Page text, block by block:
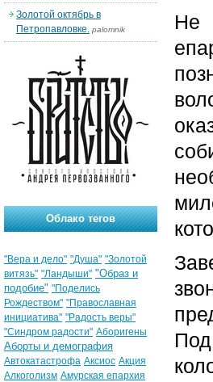
Не
Золотой октябрь в
Петропавловке. palomnik
Облако тегов
"Вера и дело" "Душа" "Золотой
витязь" "Ландыши" "Образ и
подобие" "Поделись
Рождеством" "Православная
инициатива" "Радость веры"
"Синдром радости" Аборигены
Аборты и демография
Автокатастрофа Аксиос Акция
Алкоголизм Амурская епархия